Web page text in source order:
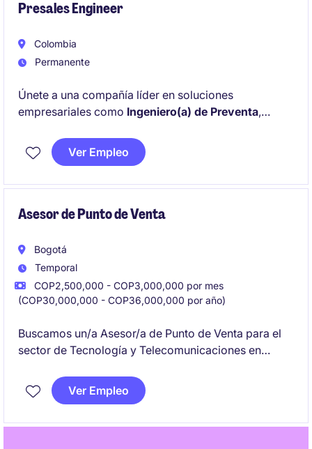
de dólares anuales.
Presales Engineer
Colombia
Permanente
Únete a una compañía líder en soluciones
empresariales como Ingeniero(a) de Preventa,
identificación de necesidades, diseño de soluciones
y demostraciones consultivas para potenciales
crecimiento del negocio y la satisfacción del cliente.
Ver Empleo
Asesor de Punto de Venta
Bogotá
Temporal
COP2,500,000 - COP3,000,000 por mes
(COP30,000,000 - COP36,000,000 por año)
Buscamos un/a Asesor/a de Punto de Venta para el
sector de Tecnología y Telecomunicaciones en
cliente y garantizar la correcta ejecución de las
estrategias comerciales en el punto de venta.
Ver Empleo